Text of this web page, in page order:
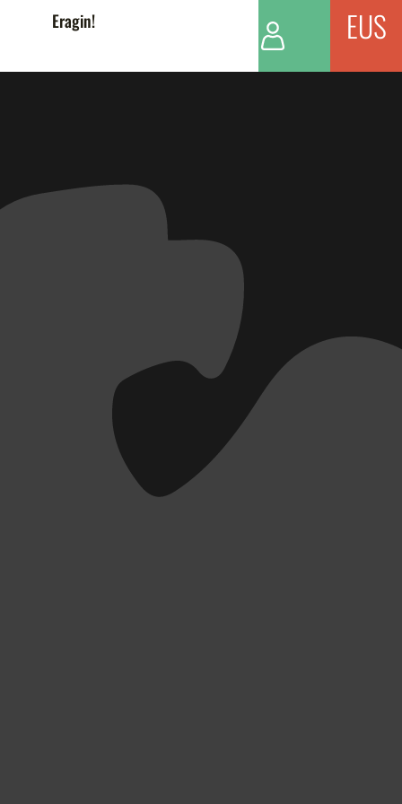
Eragin! EUS